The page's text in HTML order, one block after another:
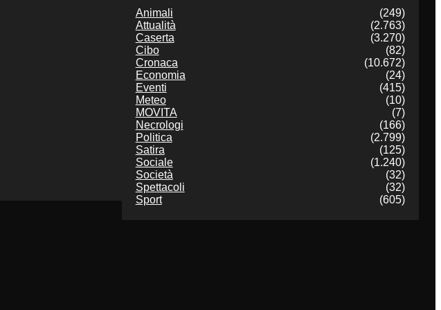
Animali
(249)
Attualità
(2.763)
Caserta
(3.270)
Cibo
(82)
Cronaca
(10.672)
Economia
(24)
Eventi
(415)
Meteo
(10)
MOVITA
(7)
Necrologi
(166)
Politica
(2.799)
Satira
(125)
Sociale
(1.240)
Società
(32)
Spettacoli
(32)
Sport
(605)